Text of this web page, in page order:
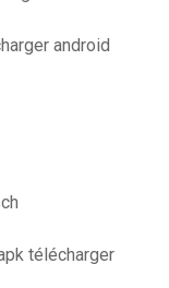
android
télécharger